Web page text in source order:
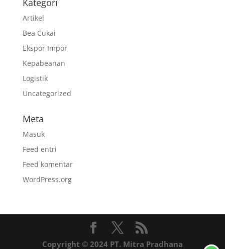
Kategori
Artikel
Bea Cukai
Ekspor Impor
Kepabeanan
Logistik
Uncategorized
Meta
Masuk
Feed entri
Feed komentar
WordPress.org
Copyright © 2024 PT. Mitra Pradhana